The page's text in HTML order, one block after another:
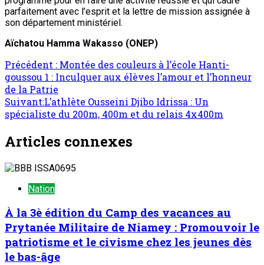
parfaitement avec l’esprit et la lettre de mission assignée à
son département ministériel.
Aïchatou Hamma Wakasso (ONEP)
Navigation
d’article
Précédent : Montée des couleurs à l’école Hanti-
goussou 1 : Inculquer aux élèves l’amour et l’honneur
de la Patrie
Suivant:L’athlète Ousseini Djibo Idrissa : Un
spécialiste du 200m, 400m et du relais 4x400m
Articles connexes
Nation
À la 3è édition du Camp des vacances au
Prytanée Militaire de Niamey : Promouvoir le
patriotisme et le civisme chez les jeunes dès
le bas-âge